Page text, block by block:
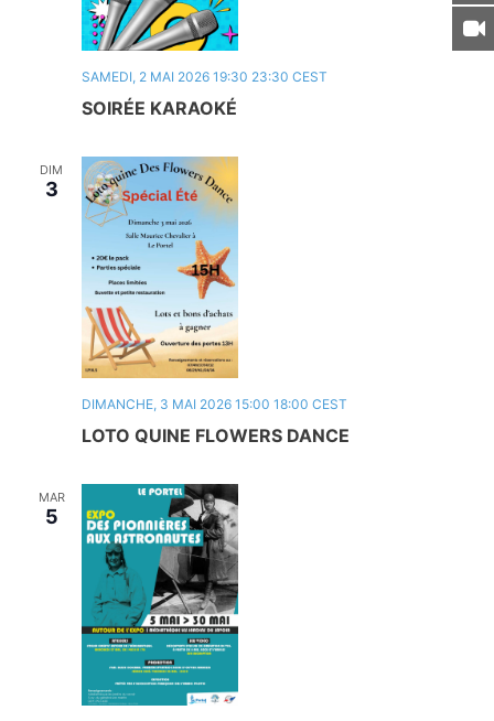
SOIRÉE KARAOKÉ
SAMEDI, 2 MAI 2026 19:30 23:30 CEST
DIM
3
LOTO QUINE FLOWERS DANCE
DIMANCHE, 3 MAI 2026 15:00 18:00 CEST
MAR
5